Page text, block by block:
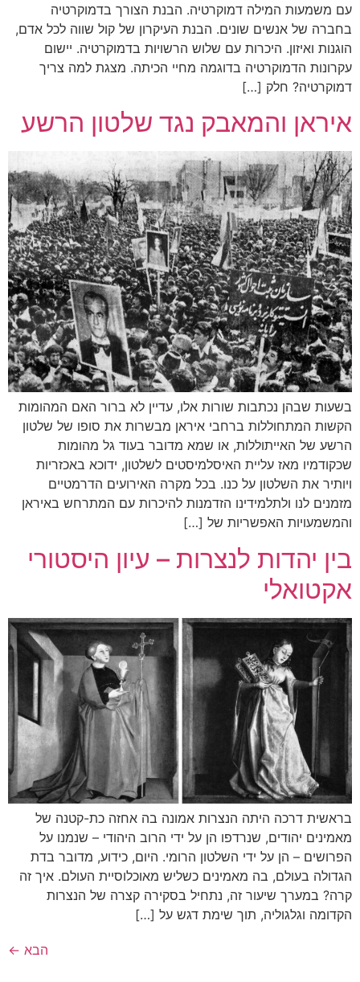
עם משמעות המילה דמוקרטיה. הבנת הצורך בדמוקרטיה
בחברה של אנשים שונים. הבנת העיקרון של קול שווה לכל אדם,
הוגנות ואיזון. היכרות עם שלוש הרשויות בדמוקרטיה. יישום
עקרונות הדמוקרטיה בדוגמה מחיי הכיתה. מצגת למה צריך
דמוקרטיה? חלק […]
איראן והמאבק נגד שלטון הרשע
בשעות שבהן נכתבות שורות אלו, עדיין לא ברור האם המהומות
הקשות המתחוללות ברחבי איראן מבשרות את סופו של שלטון
הרשע של האייתוללות, או שמא מדובר בעוד גל מהומות
שכקודמיו מאז עליית האיסלמיסטים לשלטון, ידוכא באכזריות
ויותיר את השלטון על כנו. בכל מקרה האירועים הדרמטיים
מזמנים לנו ולתלמידינו הזדמנות להיכרות עם המתרחש באיראן
והמשמעויות האפשריות של […]
בין יהדות לנצרות – עיון היסטורי
אקטואלי
בראשית דרכה היתה הנצרות אמונה בה אחזה כת-קטנה של
מאמינים יהודים, שנרדפו הן על ידי הרוב היהודי – שנמנו על
הפרושים – הן על ידי השלטון הרומי. היום, כידוע, מדובר בדת
הגדולה בעולם, בה מאמינים כשליש מאוכלוסיית העולם. איך זה
קרה? במערך שיעור זה, נתחיל בסקירה קצרה של הנצרות
הקדומה וגלגוליה, תוך שימת דגש על […]
הבא ←